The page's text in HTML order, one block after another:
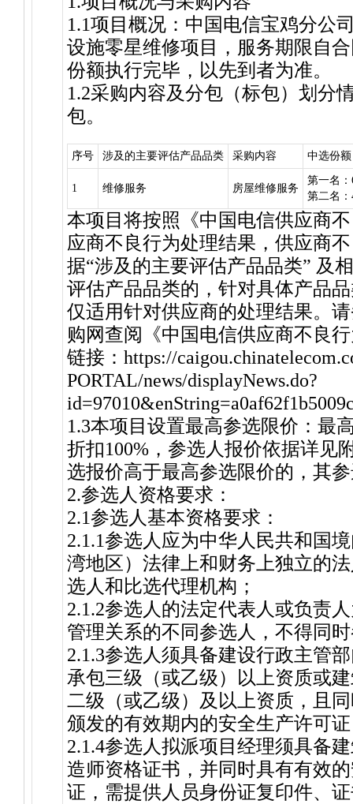
1.1项目概况：中国电信宝鸡分公
设施零星维修项目，服务期限自
份额执行完毕，以先到者为准。
1.2采购内容及分包（标包）划分
包。
序号 涉及的主要评估产品品类 采购内容 中选份额
1 维修服务 房屋维修服务
第一名：
第二名：
本项目将按照《中国电信供应商
应商不良行为处理结果，供应商
据“涉及的主要评估产品品类” 及
评估产品品类的，针对具体产品
仅适用针对供应商的处理结果。
购网查阅《中国电信供应商不良
链接：https://
PORTAL/news/displayNews.do?
1.3本项目设置最高参选限价：最
折扣100%，参选人报价依据详见
选报价高于最高参选限价的，其
2.参选人资格要
2.1参选人基本资格要求：
2.1.1参选人应为中华人民共和国
湾地区）法律上和财务上独立的
选人和比选代理机构；
2.1.2参选人的法定代表人或负责
管理关系的不同参选人，不得同
2.1.3参选人须具备建设行政主管
承包三级（或乙级）以上资质或
二级（或乙级）及以上资质，且
颁发的有效期内的安全生产许可
2.1.4参选人拟派项目经理须具备
造师资格证书，并同时具有有效
证，需提供人员身份证复印件、